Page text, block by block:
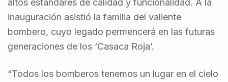
altos estándares de calidad y funcionalidad. A la
inauguración asistió la familia del valiente
bombero, cuyo legado permencerá en las futuras
generaciones de los ‘Casaca Roja’.
“Todos los bomberos tenemos un lugar en el cielo